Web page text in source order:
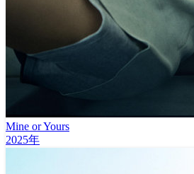
Mine or Yours
2025年